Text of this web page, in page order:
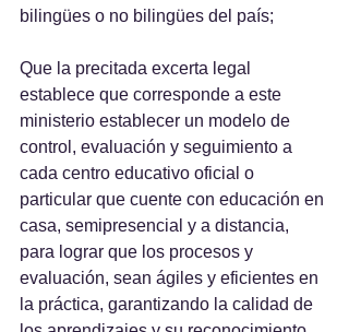
bilingües o no bilingües del país;
Que la precitada excerta legal
establece que corresponde a este
ministerio establecer un modelo de
control, evaluación y seguimiento a
cada centro educativo oficial o
particular que cuente con educación en
casa, semipresencial y a distancia,
para lograr que los procesos y
evaluación, sean ágiles y eficientes en
la práctica, garantizando la calidad de